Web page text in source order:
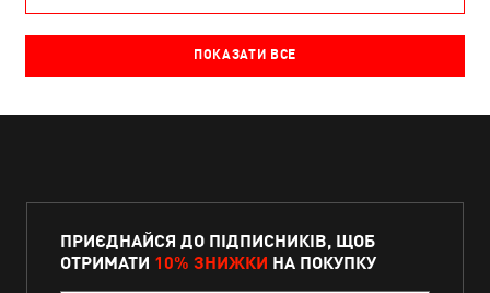
ПОКАЗАТИ ВСЕ
ПРИЄДНАЙСЯ ДО ПІДПИСНИКІВ, ЩОБ
ОТРИМАТИ 10% ЗНИЖКИ НА ПОКУПКУ